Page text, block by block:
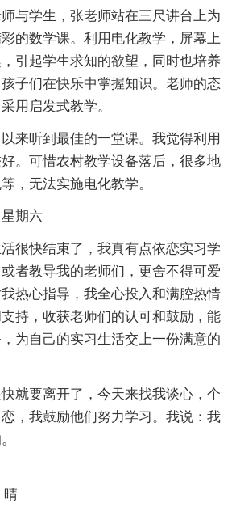
与学生，张老师站在三尺讲台上为
的数学课。利用电化教学，屏幕上
引起学生求知的欲望，同时也培养
子们在快乐中掌握知识。老师的态
用启发式教学。
来听到最佳的一堂课。我觉得利用
。可惜农村教学设备落后，很多地
，无法实施电化教学。
期六
很快结束了，我真有点依恋实习学
者教导我的老师们，更舍不得可爱
热心指导，我全心投入和满腔热情
持，收获老师们的认可和鼓励，能
为自己的实习生活交上一份满意的
就要离开了，今天来找我谈心，个
，我鼓励他们努力学习。我说：我
晴